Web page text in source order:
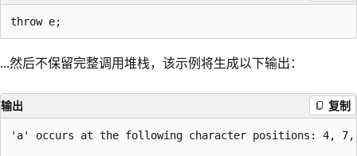
...然后不保留完整调用堆栈，该示例将生成以下输出：
输出 复制
'a' occurs at the following character positions: 4, 7,